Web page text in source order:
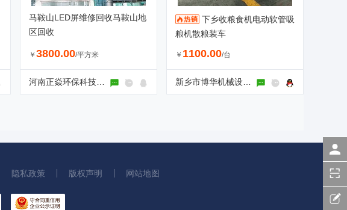
马鞍山LED屏维修回收马鞍山地
区回收
￥ 3800.00/平方米
下乡收粮食机电动软管吸
粮机散粮装车
￥ 1100.00/台
隐私政策 版权声明 网站地图